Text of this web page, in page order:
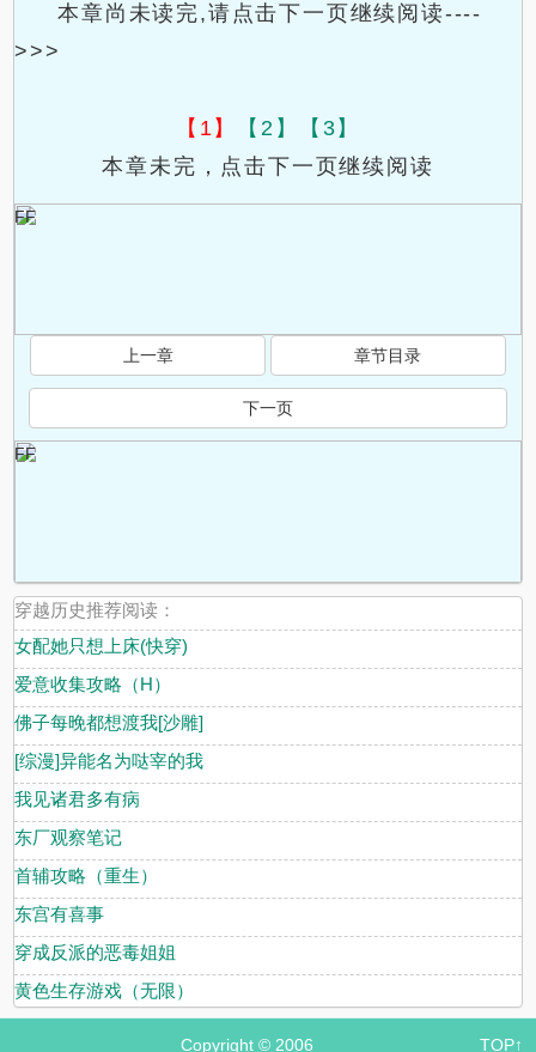
本章尚未读完,请点击下一页继续阅读----
>>>
【1】 【2】
【3】
本章未完，点击下一页继续阅读
FF
上一章 章节目录
下一页
FF
穿越历史推荐阅读：
女配她只想上床(快穿)
爱意收集攻略（H）
佛子每晚都想渡我[沙雕]
[综漫]异能名为哒宰的我
我见诸君多有病
东厂观察笔记
首辅攻略（重生）
东宫有喜事
穿成反派的恶毒姐姐
黄色生存游戏（无限）
Copyright © 2006 TOP↑